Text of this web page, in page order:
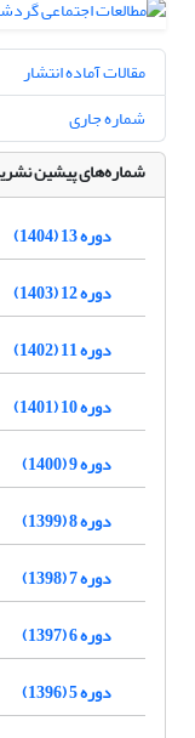
مقالات آماده انتشار
شماره جاری
شماره‌های پیشین
دوره 13 (1404)
دوره 12 (1403)
دوره 11 (1402)
دوره 10 (1401)
دوره 9 (1400)
دوره 8 (1399)
دوره 7 (1398)
دوره 6 (1397)
دوره 5 (1396)